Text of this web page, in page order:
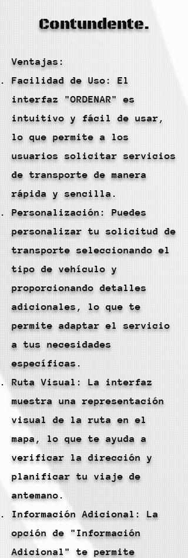
Contundente.
Ventajas:
Facilidad de Uso: El
interfaz "ORDENAR" es
intuitivo y fácil de usar,
lo que permite a los
usuarios solicitar servicios
de transporte de manera
rápida y sencilla.
Personalización: Puedes
personalizar tu solicitud de
transporte seleccionando el
tipo de vehículo y
proporcionando detalles
adicionales, lo que te
permite adaptar el servicio
a tus necesidades
específicas.
Ruta Visual: La interfaz
muestra una representación
visual de la ruta en el
mapa, lo que te ayuda a
verificar la dirección y
planificar tu viaje de
antemano.
Información Adicional: La
opción de "Información
Adicional" te permite